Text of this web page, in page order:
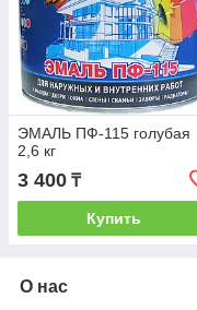
ЭМАЛЬ ПФ-115 голубая
2,6 кг
3 400 ₸
Купить
О нас